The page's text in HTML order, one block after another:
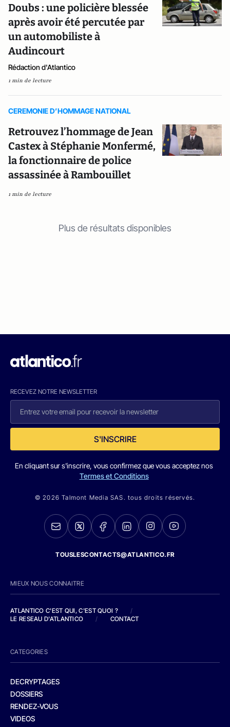
Doubs : une policière blessée
après avoir été percutée par
un automobiliste à
Audincourt
Rédaction d'Atlantico
1 min de lecture
CEREMONIE D’HOMMAGE NATIONAL
Retrouvez l’hommage de Jean
Castex à Stéphanie Monfermé,
la fonctionnaire de police
assassinée à Rambouillet
1 min de lecture
Plus de résultats disponibles
RECEVEZ NOTRE NEWSLETTER
S'INSCRIRE
En cliquant sur s'inscrire, vous confirmez que vous acceptez nos
Termes et Conditions
© 2026 Talmont Media SAS. tous droits réservés.
TOUSLESCONTACTS@ATLANTICO.FR
MIEUX NOUS CONNAITRE
ATLANTICO C'EST QUI, C'EST QUOI ?
/
LE RESEAU D'ATLANTICO
/ CONTACT
CATEGORIES
DECRYPTAGES
DOSSIERS
RENDEZ-VOUS
VIDEOS